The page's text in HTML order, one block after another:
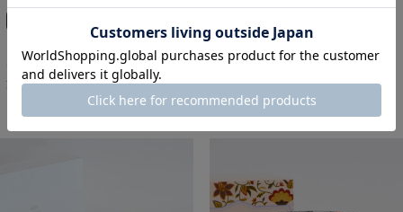
福鈴碗 茜
¥ 2,750 税込
煌めく花模様がかわいいプレート
Hana パスタペア
¥2,750 税込